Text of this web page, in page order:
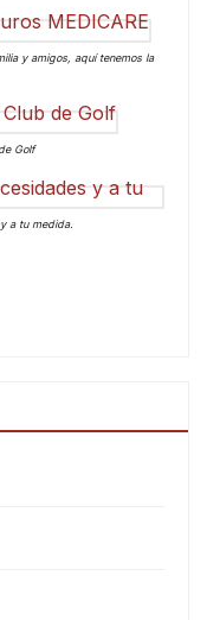
y amigos, aquí tenemos la
Golf
a tu medida.